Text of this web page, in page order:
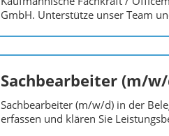
GmbH. Unterstütze unser Team
Sachbearbeiter (m/
Sachbearbeiter (m/w/d) in der
erfassen und klären Sie